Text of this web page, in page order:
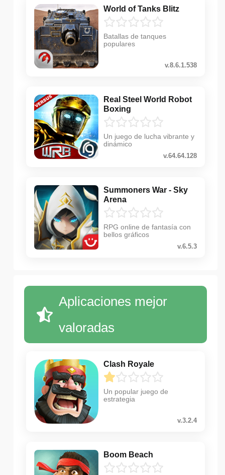
World of Tanks Blitz
Batallas de tanques
populares
v.8.6.1.538
Real Steel World Robot
Boxing
Un juego de lucha vibrante y
dinámico
v.64.64.128
Summoners War - Sky
Arena
RPG online de fantasía con
bellos gráficos
v.6.5.3
Aplicaciones mejor
valoradas
Clash Royale
Un popular juego de
estrategia
v.3.2.4
Boom Beach